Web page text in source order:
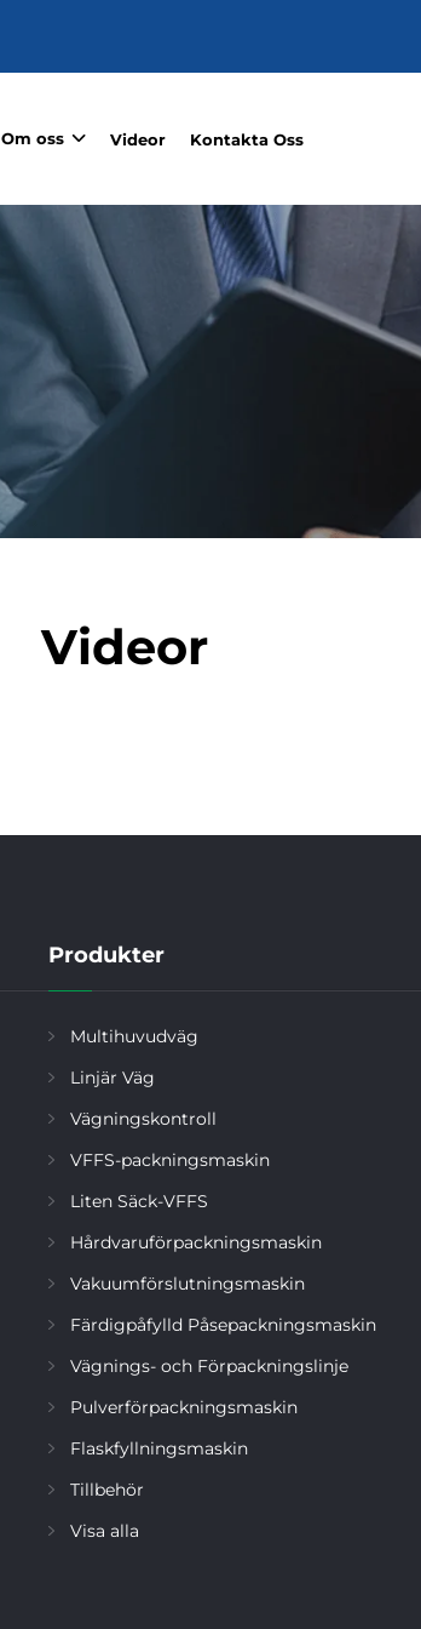
Om oss Videor Kontakta Oss
Videor
Produkter
Multihuvudväg
Linjär Väg
Vägningskontroll
VFFS-packningsmaskin
Liten Säck-VFFS
Hårdvaruförpackningsmaskin
Vakuumförslutningsmaskin
Färdigpåfylld Påsepackningsmaskin
Vägnings- och Förpackningslinje
Pulverförpackningsmaskin
Flaskfyllningsmaskin
Tillbehör
Visa alla